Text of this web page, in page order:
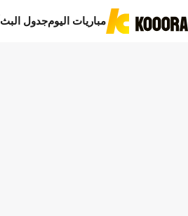
مباريات اليومجدول البث